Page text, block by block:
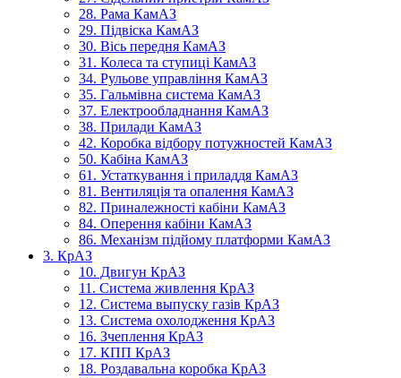
28. Рама КамАЗ
29. Підвіска КамАЗ
30. Вісь передня КамАЗ
31. Колеса та ступиці КамАЗ
34. Рульове управління КамАЗ
35. Гальмівна система КамАЗ
37. Електрообладнання КамАЗ
38. Прилади КамАЗ
42. Коробка відбору потужностей КамАЗ
50. Кабіна КамАЗ
61. Устаткування і приладдя КамАЗ
81. Вентиляція та опалення КамАЗ
82. Приналежності кабіни КамАЗ
84. Оперення кабіни КамАЗ
86. Механізм підйому платформи КамАЗ
3. КрАЗ
10. Двигун КрАЗ
11. Система живлення КрАЗ
12. Система выпуску газів КрАЗ
13. Система охолодження КрАЗ
16. Зчеплення КрАЗ
17. КПП КрАЗ
18. Роздавальна коробка КрАЗ